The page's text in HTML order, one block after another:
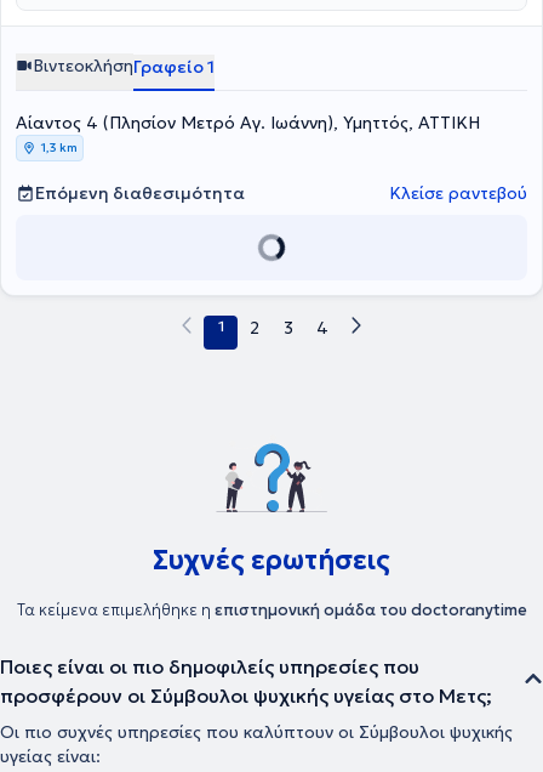
Psychotherapy. Έχει εργασθεί ως Υπεύθυνη Ανθρώπινου Δυναμικού
Σωματείο PRAKSIS. Παρέχει υπηρεσίες ατομικής συμβουλευτικής
και ψυχοθεραπείας ενηλίκων, ομαδική συμβουλευτική γονέων και
εμπειρία σε θέματα άγχους, αυτοεκτίμησης, κατάθλιψης,
απώλειας και πένθους, σεξουαλικού προσανατολισμού,
ταυτότητας φύλου, δυσκολίες σχέσεων και δυσκολίες γονεϊκού
ρόλου. Οι συνεδρίες είναι δυνατόν να γίνονται και στα Αγγλικά
ΒιντεοκλήσηΓραφείο 1
Αίαντος 4 (Πλησίον Μετρό Αγ. Ιωάννη), Υμηττός, ΑΤΤΙΚΗ
1,3 km
Επόμενη διαθεσιμότητα Κλείσε ραντεβού
1 2 3 4
Συχνές ερωτήσεις
Τα κείμενα επιμελήθηκε η επιστημονική ομάδα του doctoranytime
Ποιες είναι οι πιο δημοφιλείς υπηρεσίες που
προσφέρουν οι Σύμβουλοι ψυχικής υγείας στο Μετς;
Οι πιο συχνές υπηρεσίες που καλύπτουν οι Σύμβουλοι ψυχικής
υγείας είναι: